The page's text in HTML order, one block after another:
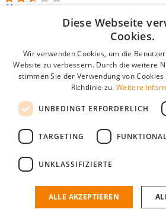
Login für Unternehmen
E-Mail*
Passwort
Angemeldet bleiben
Passwort vergessen?
Kostenloses Unternehmensprofil
Wenn Sie sich registriert haben, können
passenden Mitarbeiter zu finden.
Diese Webseite
Cookies.
Wir verwenden Cookies, um die
Website zu verbessern. Durch die weitere
stimmen Sie der Verwendung von
Richtlinie zu. Weitere
UNBEDINGT ERFORDERLICH
TARGETING
UNKLASSIFIZIERTE
ALLE AKZEPTIEREN